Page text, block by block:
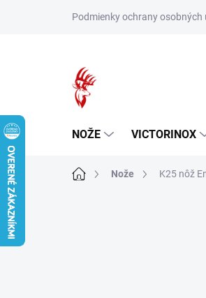
Podmienky ochrany osobných
NOŽE VICTORINOX
DomovNože K25 nôž